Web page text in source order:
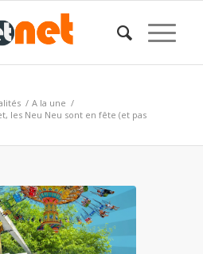
/ A la une /
les Neu Neu sont en fête (et pas